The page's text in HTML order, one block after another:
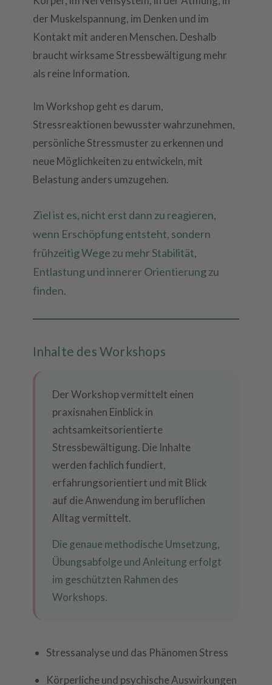
der Muskelspannung, im Denken und im
Kontakt mit anderen Menschen. Deshalb
braucht wirksame Stressbewältigung mehr
als reine Information.
Im Workshop geht es darum,
Stressreaktionen bewusster wahrzunehmen,
persönliche Stressmuster zu erkennen und
neue Möglichkeiten zu entwickeln, mit
Belastung anders umzugehen.
Ziel ist es, nicht erst dann zu reagieren,
wenn Erschöpfung entsteht, sondern
frühzeitig Wege zu mehr Stabilität,
Entlastung und innerer Orientierung zu
finden.
Inhalte des Workshops
Der Workshop vermittelt einen
praxisnahen Einblick in
achtsamkeitsorientierte
Stressbewältigung. Die Inhalte
werden fachlich fundiert,
erfahrungsorientiert und mit Blick
auf die Anwendung im beruflichen
Alltag vermittelt.
Die genaue methodische Umsetzung,
Übungsabfolge und Anleitung erfolgt
im geschützten Rahmen des
Workshops.
Stressanalyse und das Phänomen Stress
Körperliche und psychische Auswirkungen